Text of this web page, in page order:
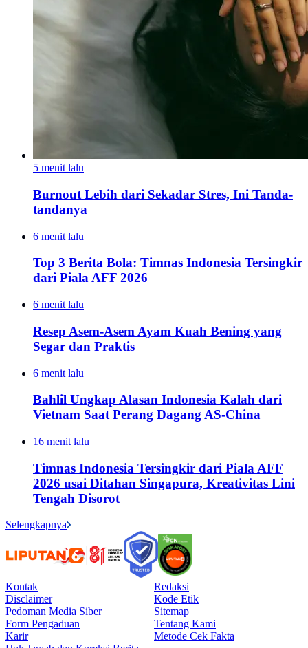
5 menit lalu
Burnout Lebih dari Sekadar Stres, Ini Tanda-
tandanya
6 menit lalu
Top 3 Berita Bola: Timnas Indonesia Tersingkir
dari Piala AFF 2026
6 menit lalu
Resep Asem-Asem Ayam Kuah Bening yang
Segar dan Praktis
6 menit lalu
Bahlil Ungkap Alasan Indonesia Kalah dari
Vietnam Saat Perang Dagang AS-China
16 menit lalu
Timnas Indonesia Tersingkir dari Piala AFF
2026 usai Ditahan Singapura, Kreativitas Lini
Tengah Disorot
Selengkapnya
Kontak
Redaksi
Disclaimer
Kode Etik
Pedoman Media Siber
Sitemap
Form Pengaduan
Tentang Kami
Karir
Metode Cek Fakta